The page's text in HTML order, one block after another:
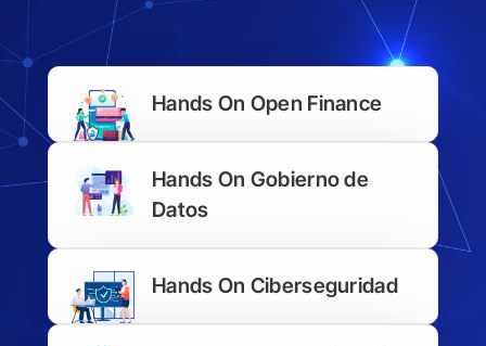
Hands On Open Finance
Hands On Gobierno de
Datos
Hands On Ciberseguridad